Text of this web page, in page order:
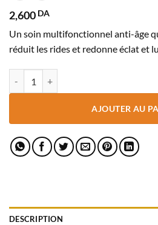
2,600 DA
Un soin multifonctionnel anti-âge
réduit les rides et redonne éclat et
AJOUTER AU
DESCRIPTION